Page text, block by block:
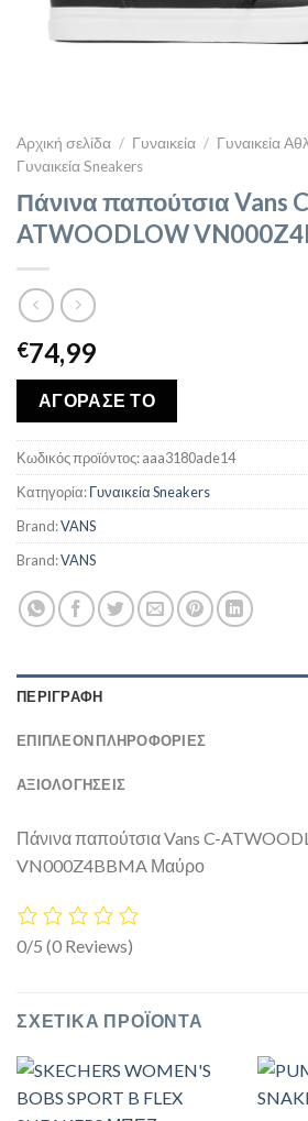
Αρχική σελίδα / Γυναικεία / Γυναικεία
Γυναικεία Sneakers
Πάνινα παπούτσια Vans
ATWOODLOW
€74,99
ΑΓΟΡΑΣΕ ΤΟ
Κωδικός προϊόντος:aaa3180ade14
Κατηγορία:Γυναικεία Sneakers
Brand:VANS
Brand:VANS
ΠΕΡΙΓΡΑΦΉ
ΕΠΙΠΛΈΟΝ ΠΛΗΡΟΦΟΡΊΕΣ
ΑΞΙΟΛΟΓΗΣΕΙΣ
Πάνινα παπούτσια Vans C-
VN000Z4BBMA Μαύρο
0/5 (0 Reviews)
ΣΧΕΤΙΚΆ ΠΡΟΪΌΝΤΑ